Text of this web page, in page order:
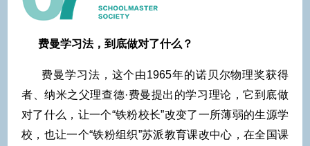
费曼学习法，到底做对了什么？
费曼学习法，这个由1965年的诺贝尔物理奖获得
者、纳米之父理查德·费曼提出的学习理论，它到底做
对了什么，让一个“铁粉校长”改变了一所薄弱的生源学
校，也让一个“铁粉组织”苏派教育课改中心，在全国课